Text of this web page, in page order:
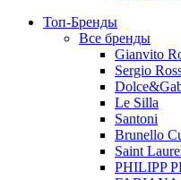
Топ-Бренды
Все бренды
Gianvito
Sergio
Le Silla
Santoni
Brunello
Saint
PHILIPP